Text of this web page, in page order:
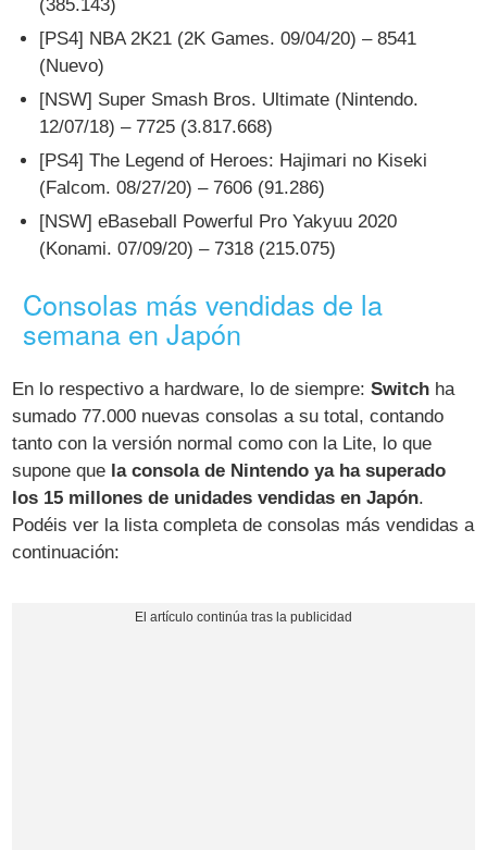
(385.143)
[PS4] NBA 2K21 (2K Games. 09/04/20) – 8541
(Nuevo)
[NSW] Super Smash Bros. Ultimate (Nintendo.
12/07/18) – 7725 (3.817.668)
[PS4] The Legend of Heroes: Hajimari no Kiseki
(Falcom. 08/27/20) – 7606 (91.286)
[NSW] eBaseball Powerful Pro Yakyuu 2020
(Konami. 07/09/20) – 7318 (215.075)
Consolas más vendidas de la
semana en Japón
En lo respectivo a hardware, lo de siempre:Switch ha
sumado 77.000 nuevas consolas a su total, contando
tanto con la versión normal como con la Lite, lo que
supone que la consola de Nintendo ya ha superado
los 15 millones de unidades vendidas en Japón.
Podéis ver la lista completa de consolas más vendidas a
continuación: